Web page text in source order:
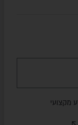
מקצועי